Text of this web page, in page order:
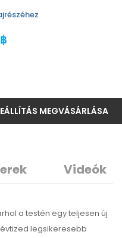
MEGVÁSÁRLÁSA
Videók
a testén egy teljesen új
legsikeresebb